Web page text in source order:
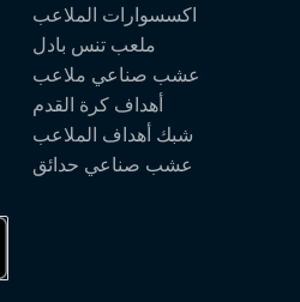
اكسسوارات الملاعب
ملعب تنس بادل
عشب صناعي ملاعب
أهداف كرة القدم
شبك أهداف الملاعب
عشب صناعي حدائق